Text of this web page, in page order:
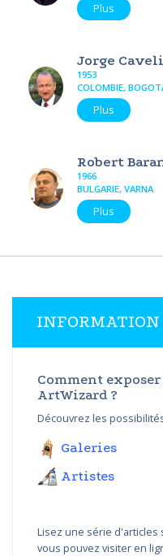
Plus
Jorge
1953
COLOMBIE,
Plus
Robert
1966
BULGARIE, VARNA
Plus
INFORMATION
Comment
ArtWizard ?
Découvrez les
Galeries
Artistes
Lisez une série
vous pouvez visiter en